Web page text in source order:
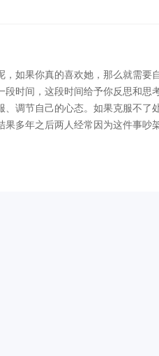
如果你真的喜欢她，那么就需要
时间，这段时间给予你反思和思
调节自己的心态。如果克服不了
多年之后两人经常因为这件事吵